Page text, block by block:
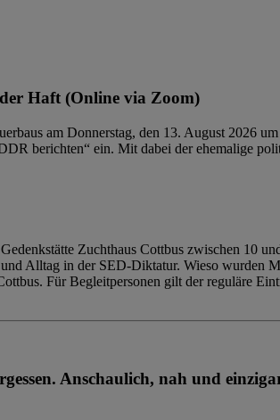
Haft (Online via Zoom)
am Donnerstag, den 13. August 2026
berichten“ ein. Mit dabei der ehemalige
Zuchthaus Cottbus zwischen 10
Alltag in der SED-Diktatur. Wieso wurden
Für Begleitpersonen gilt der reguläre
Anschaulich, nah und